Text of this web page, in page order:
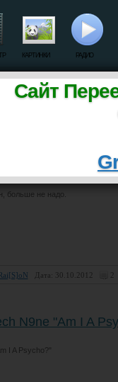
КАРТИНКИ РАДИО
Сайт
Э рон дон дон
больше не надо.
Дата: 30.10.2012
N9ne "Am I A
I A Psycho?"